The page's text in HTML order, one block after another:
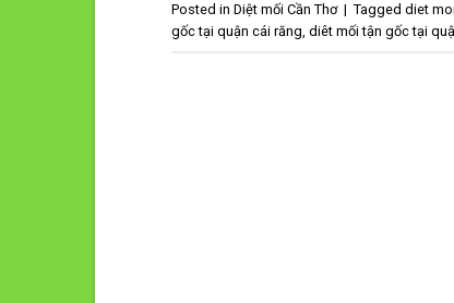
Posted in Diệt mối Cần Thơ | Tagged diet
gốc tại quận cái răng, diêt mối tận gốc tại